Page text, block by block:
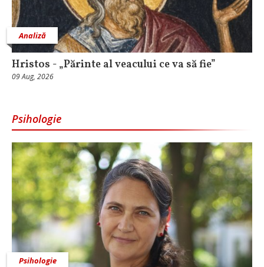
Analiză
Hristos - „Părinte al veacului ce va să fie”
09 Aug, 2026
Psihologie
Psihologie